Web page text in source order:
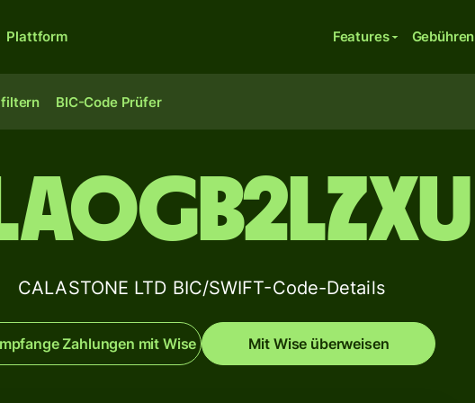
Plattform Features Gebühren
filtern BIC-Code Prüfer
CALASTONE LTD BIC/SWIFT-Code-Details
Zahlungen mit Wise Mit Wise überweisen